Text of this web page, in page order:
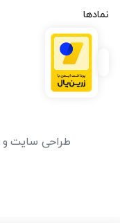
نمادها
طراحی سایت و